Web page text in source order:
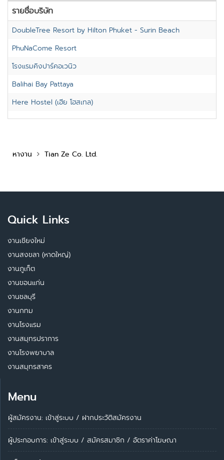
รายชื่อบริษัท
DoubleTree Resort by Hilton Phuket - Surin Beach
PhuNaCome Resort
โรงแรมคิงปาร์คอเวนิว
Balihai Bay Pattaya
Here Hostel (เฮีย โฮสเทล)
หางาน Tian Ze Co. Ltd.
Quick Links
งานเชียงใหม่
งานสงขลา (หาดใหญ่)
งานภูเก็ต
งานขอนแก่น
งานชลบุรี
งานกทม
งานโรงแรม
งานสมุทรปราการ
งานโรงพยาบาล
งานสมุทรสาคร
Menu
ผู้สมัครงาน: เข้าสู่ระบบ / ฝากประวัติสมัครงาน
ผู้ประกอบการ: เข้าสู่ระบบ / สมัครสมาชิก / อัตราค่าโฆษณา